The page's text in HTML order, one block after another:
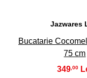
Jazwares
Bucatarie
75 cm
349,00